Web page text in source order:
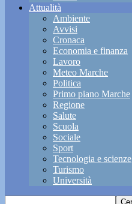
Attualità
Ambiente
Avvisi
Cronaca
Economia e finanza
Lavoro
Meteo Marche
Politica
Primo piano Marche
Regione
Salute
Scuola
Sociale
Sport
Tecnologia e scienze
Turismo
Università